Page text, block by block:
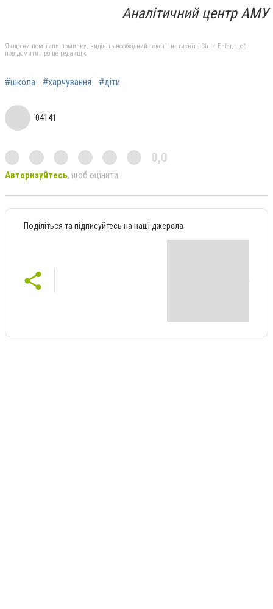
Аналітичний центр АМУ
Якщо ви помітили помилку, виділіть необхідний текст і натисніть Ctrl + Enter, щоб
повідомити про це редакцію
#школа #харчування #діти
04141
0,0
Авторизуйтесь, щоб оцінити
Поділіться та підписуйтесь на наші джерела